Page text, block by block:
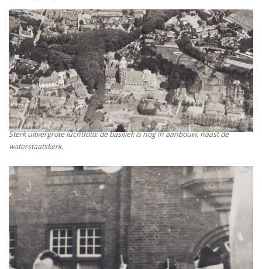
Sterk uitvergrote luchtfoto: de basiliek is nog in aanbouw, naast de
waterstaatskerk.